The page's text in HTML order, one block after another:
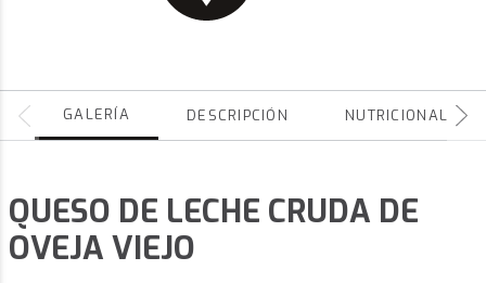
GALERÍA DESCRIPCIÓN NUTRICIONALES
QUESO DE LECHE CRUDA DE
OVEJA VIEJO